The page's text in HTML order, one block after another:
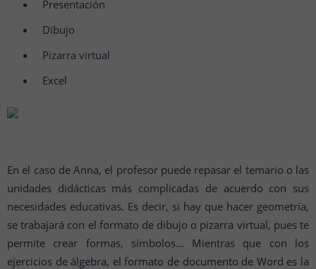
Presentación
Dibujo
Pizarra virtual
Excel
En el caso de Anna, el profesor puede repasar el temario o las
unidades didácticas más complicadas de acuerdo con sus
necesidades educativas. Es decir, si hay que hacer geometría,
se trabajará con el formato de dibujo o pizarra virtual, pues te
permite crear formas, símbolos… Mientras que con los
ejercicios de álgebra, el formato de documento de Word es la